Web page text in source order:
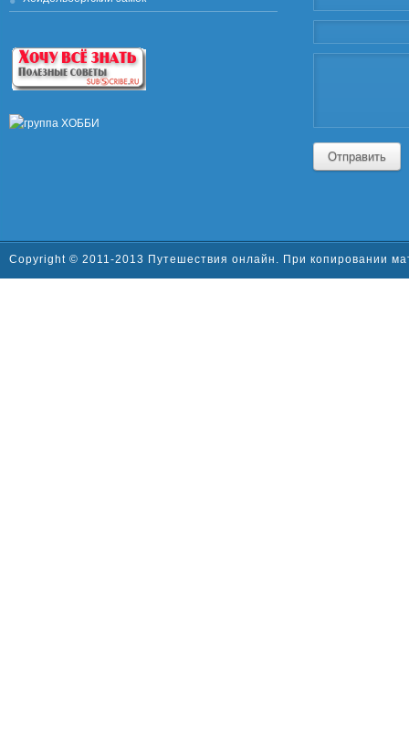
Отправить
Copyright © 2011-2013 Путешествия онлайн. При копировании